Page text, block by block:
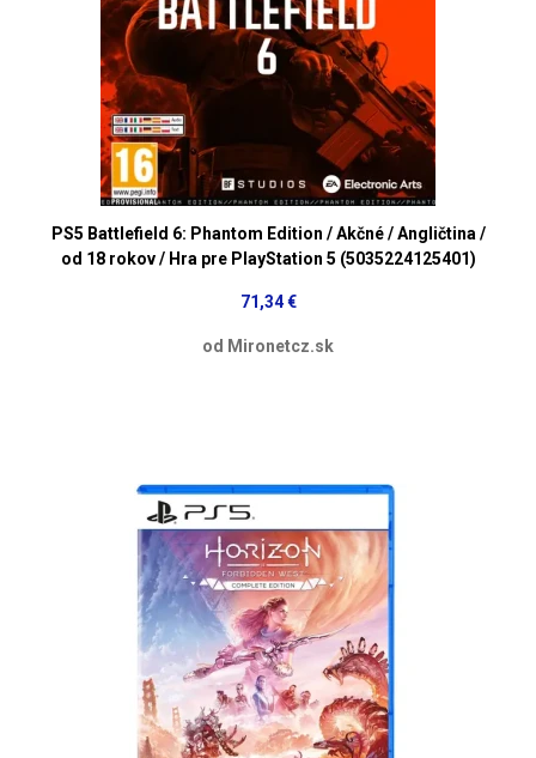
PS5 Battlefield 6: Phantom Edition / Akčné / Angličtina /
od 18 rokov / Hra pre PlayStation 5 (5035224125401)
71,34 €
od Mironetcz.sk